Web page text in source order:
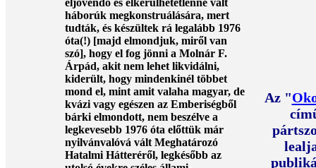
Az "
eljövendő és elkerülhetetlenné vált
háborúk megkonstruálására, mert
tudták, és készültek rá legalább 1976
óta(!) [majd elmondjuk, miről van
szó], hogy el fog jönni a Molnár F.
Árpád, akit nem lehet likvidálni,
kiderült, hogy mindenkinél többet
mond el, mint amit valaha magyar, de
kvázi vagy egészen az Emberiségből
bárki elmondott, nem beszélve a
legkevesebb 1976 óta előttük már
nyilvánvalóvá vált Meghatározó
Hatalmi Hátteréről, legkésőbb az